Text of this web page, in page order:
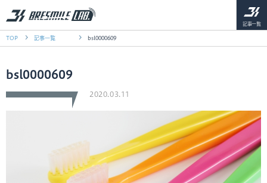
記事一覧
TOP 記事一覧 bsl0000609
bsl0000609
2020.03.11